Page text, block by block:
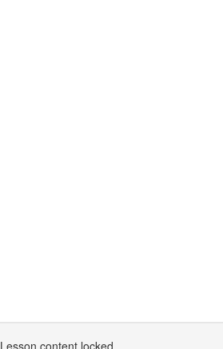
Lesson content locked